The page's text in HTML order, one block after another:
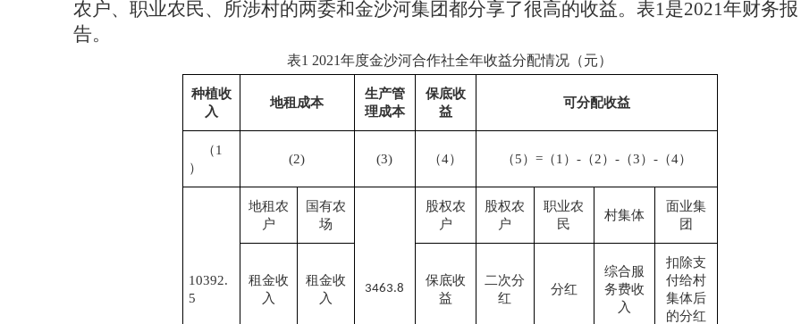
农户、职业农民、所涉村的两委和金沙河集团都分享了很高的收益。表1是2021年财务报
告。
表1 2021年度金沙河合作社全年收益分配情况（元）
种植收
入
地租成本
生产管
理成本
保底收
益
可分配收益
（1
）
(2) (3) （4） （5）=（1）-（2）-（3）-（4）
10392.
5
地租农
户
国有农
场
3463.8
股权农
户
股权农
户
职业农
民
村集体
面业集
团
租金收
入
租金收
入
保底收
益
二次分
红
分红
综合服
务费收
入
扣除支
付给村
集体后
的分红